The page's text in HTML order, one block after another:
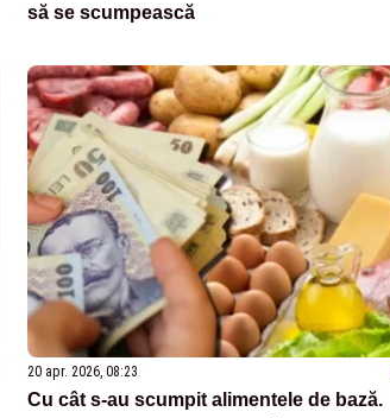
să se scumpească
20 apr. 2026, 08:23
Cu cât s-au scumpit alimentele de bază.